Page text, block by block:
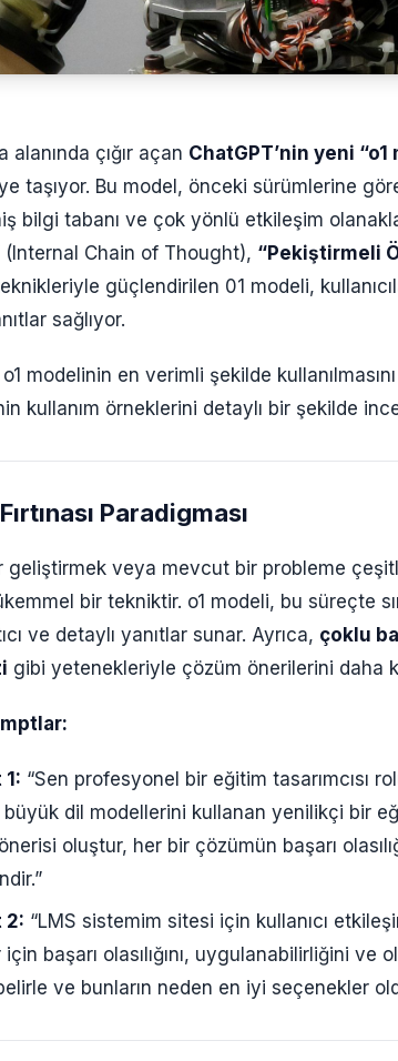
alanında çığır açan ChatGPT’nin yeni “o1
taşıyor. Bu model, önceki sürümlerine
bilgi tabanı ve çok yönlü etkileşim
(Internal Chain of Thought), “Pekiştirmeli
güçlendirilen 01 modeli,
sağlıyor.
o1 modelinin en verimli şekilde
kullanım örneklerini detaylı bir şekilde
Paradigması
geliştirmek veya mevcut bir probleme
bir tekniktir. o1 modeli, bu süreçte
ve detaylı yanıtlar sunar. Ayrıca, çoklu
gibi yetenekleriyle çözüm önerilerini daha
1: “Sen profesyonel bir eğitim tasarımcısı
büyük dil modellerini kullanan yenilikçi bir
oluştur, her bir çözümün başarı
2: “LMS sistemim sitesi için kullanıcı
başarı olasılığını, uygulanabilirliğini ve
ve bunların neden en iyi seçenekler